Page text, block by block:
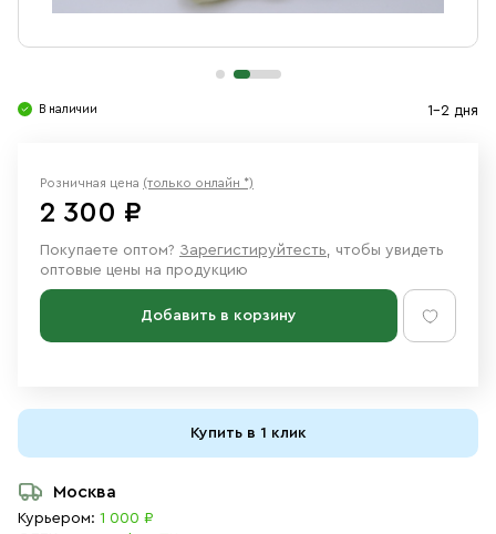
Свечи
В наличии 1-2 дня
Розничная цена (только онлайн *)
2 300 ₽
Покупаете оптом? Зарегистируйтесть, чтобы увидеть
оптовые цены на продукцию
Добавить в корзину
Купить в 1 клик
Москва
Курьером: 1 000 ₽